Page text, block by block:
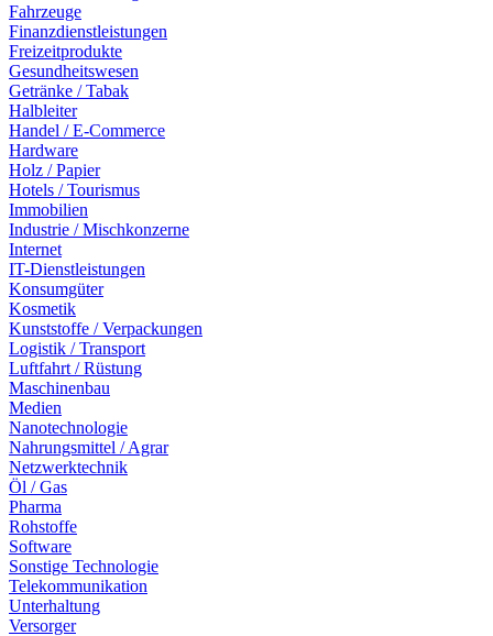
Fahrzeuge
Finanzdienstleistungen
Freizeitprodukte
Gesundheitswesen
Getränke / Tabak
Halbleiter
Handel / E-Commerce
Hardware
Holz / Papier
Hotels / Tourismus
Immobilien
Industrie / Mischkonzerne
Internet
IT-Dienstleistungen
Konsumgüter
Kosmetik
Kunststoffe / Verpackungen
Logistik / Transport
Luftfahrt / Rüstung
Maschinenbau
Medien
Nanotechnologie
Nahrungsmittel / Agrar
Netzwerktechnik
Öl / Gas
Pharma
Rohstoffe
Software
Sonstige Technologie
Telekommunikation
Unterhaltung
Versorger